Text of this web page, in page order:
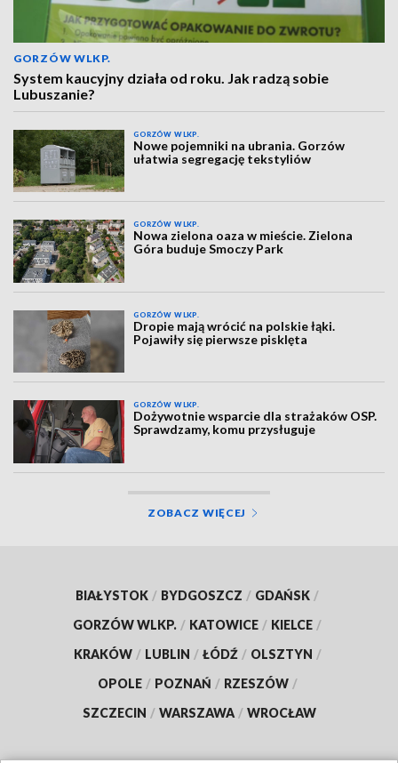
GORZÓW WLKP.
System kaucyjny działa od roku. Jak radzą sobie
Lubuszanie?
GORZÓW WLKP.
Nowe pojemniki na ubrania. Gorzów
ułatwia segregację tekstyliów
GORZÓW WLKP.
Nowa zielona oaza w mieście. Zielona
Góra buduje Smoczy Park
GORZÓW WLKP.
Dropie mają wrócić na polskie łąki.
Pojawiły się pierwsze pisklęta
GORZÓW WLKP.
Dożywotnie wsparcie dla strażaków OSP.
Sprawdzamy, komu przysługuje
ZOBACZ WIĘCEJ
BIAŁYSTOK / BYDGOSZCZ / GDAŃSK /
GORZÓW WLKP. / KATOWICE / KIELCE /
KRAKÓW / LUBLIN / ŁÓDŹ / OLSZTYN /
OPOLE / POZNAŃ / RZESZÓW /
SZCZECIN / WARSZAWA / WROCŁAW